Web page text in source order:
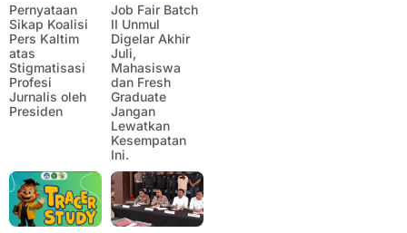
Pernyataan
Sikap Koalisi
Pers Kaltim
atas
Stigmatisasi
Profesi
Jurnalis oleh
Presiden
Job Fair Batch
II Unmul
Digelar Akhir
Juli,
Mahasiswa
dan Fresh
Graduate
Jangan
Lewatkan
Kesempatan
Ini.